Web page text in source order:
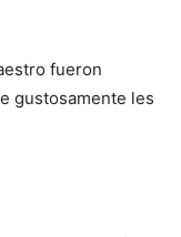
fueron
gustosamente les